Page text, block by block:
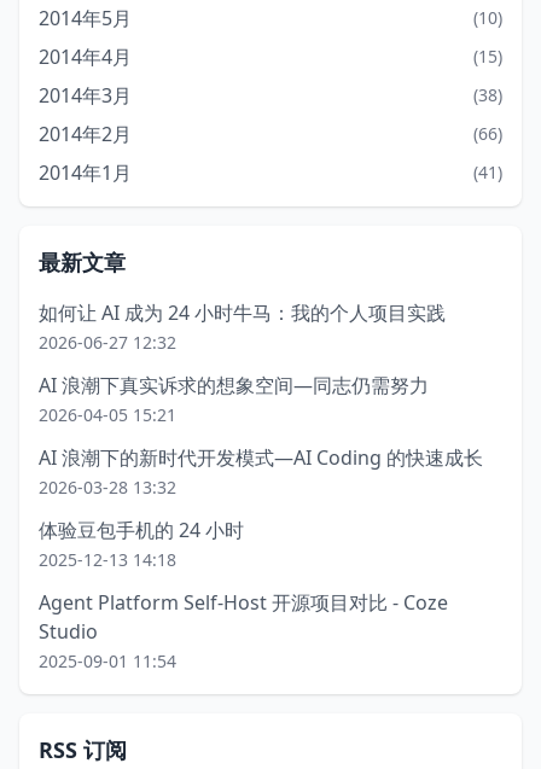
2014年5月 (10)
2014年4月 (15)
2014年3月 (38)
2014年2月 (66)
2014年1月 (41)
最新文章
如何让 AI 成为 24 小时牛马：我的个人项目实践
2026-06-27 12:32
AI 浪潮下真实诉求的想象空间—同志仍需努力
2026-04-05 15:21
AI 浪潮下的新时代开发模式—AI Coding 的快速成长
2026-03-28 13:32
体验豆包手机的 24 小时
2025-12-13 14:18
Agent Platform Self-Host 开源项目对比 - Coze
Studio
2025-09-01 11:54
RSS 订阅